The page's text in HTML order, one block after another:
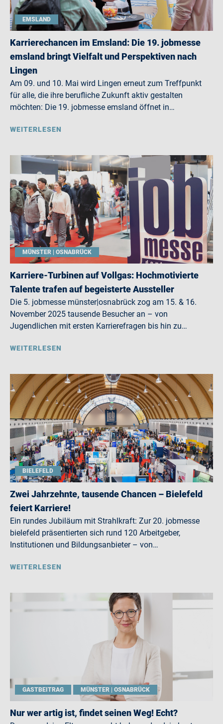
EMSLAND
Karrierechancen im Emsland: Die 19. jobmesse
emsland bringt Vielfalt und Perspektiven nach
Lingen
Am 09. und 10. Mai wird Lingen erneut zum Treffpunkt
für alle, die ihre berufliche Zukunft aktiv gestalten
möchten: Die 19. jobmesse emsland öffnet in…
WEITERLESEN
MÜNSTER | OSNABRÜCK
Karriere-Turbinen auf Vollgas: Hochmotivierte
Talente trafen auf begeisterte Aussteller
Die 5. jobmesse münster|osnabrück zog am 15. & 16.
November 2025 tausende Besucher an – von
Jugendlichen mit ersten Karrierefragen bis hin zu…
WEITERLESEN
BIELEFELD
Zwei Jahrzehnte, tausende Chancen – Bielefeld
feiert Karriere!
Ein rundes Jubiläum mit Strahlkraft: Zur 20. jobmesse
bielefeld präsentierten sich rund 120 Arbeitgeber,
Institutionen und Bildungsanbieter – von…
WEITERLESEN
GASTBEITRAG MÜNSTER | OSNABRÜCK
Nur wer artig ist, findet seinen Weg! Echt?